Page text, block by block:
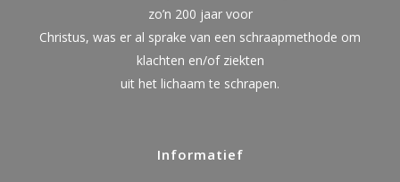
zo’n 200 jaar voor
Christus, was er al sprake van een schraapmethode om
klachten en/of ziekten
uit het lichaam te schrapen.
Informatief